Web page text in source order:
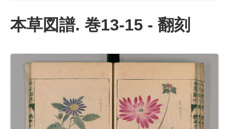
本草図譜. 巻13-15 - 翻刻